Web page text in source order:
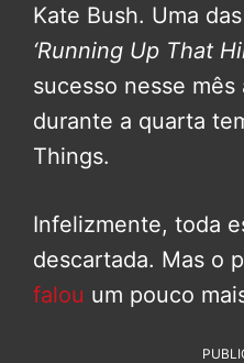
Kate Bush. Uma
‘Running Up That
sucesso nesse mês
durante a quarta
Things.
Infelizmente, toda
descartada. Mas o
falou um pouco